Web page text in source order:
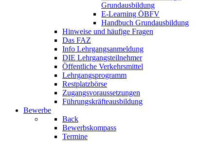
Grundausbildung
E-Learning ÖBFV
Handbuch Grundausbildung
Hinweise und häufige Fragen
Das FAZ
Info Lehrgangsanmeldung
DIE Lehrgangsteilnehmer
Öffentliche Verkehrsmittel
Lehrgangsprogramm
Restplatzbörse
Zugangsvoraussetzungen
Führungskräfteausbildung
Bewerbe
Back
Bewerbskompass
Termine